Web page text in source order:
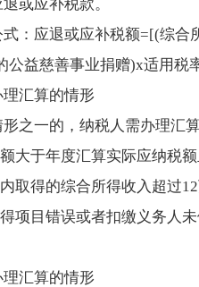
或应补税款。
：应退或应补税额=[(综合
公益慈善事业捐赠)x适用税
汇算的情形
之一的，纳税人需办理汇
大于年度汇算实际应纳税
取得的综合所得收入超过
项目错误或者扣缴义务人
汇算的情形